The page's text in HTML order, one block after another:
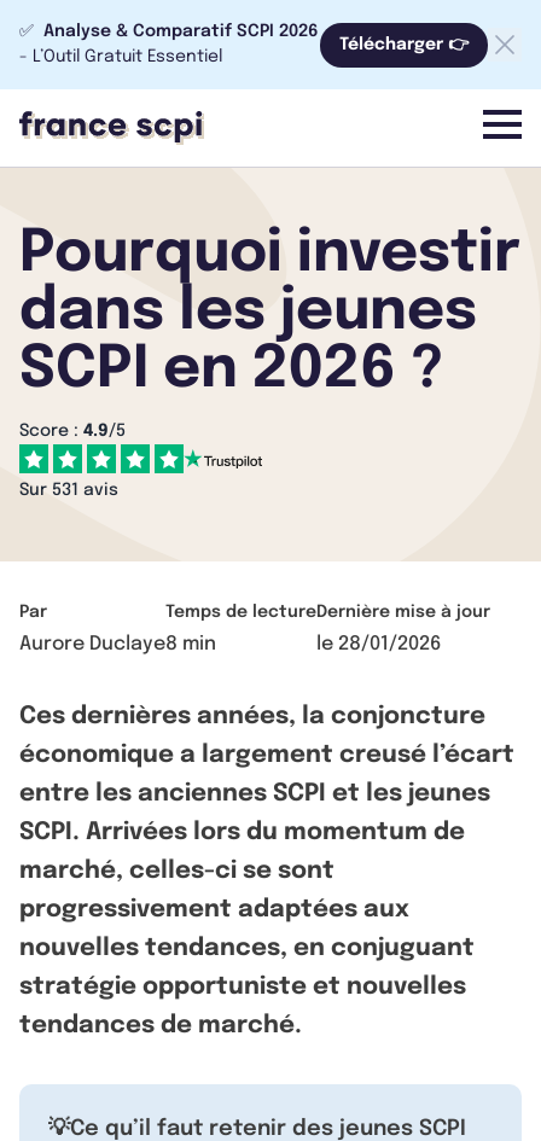
✅ Analyse & Comparatif SCPI 2026
- L’Outil Gratuit Essentiel
Télécharger 👉
menu
Pourquoi investir
dans les jeunes
SCPI en 2026 ?
Score : 4.9/5
Sur 531 avis
Par
Aurore Duclaye
Temps de lecture
8 min
Dernière mise à jour
le 28/01/2026
Ces dernières années, la conjoncture
économique a largement creusé l’écart
entre les anciennes SCPI et les jeunes
SCPI. Arrivées lors du momentum de
marché, celles-ci se sont
progressivement adaptées aux
nouvelles tendances, en conjuguant
stratégie opportuniste et nouvelles
tendances de marché.
💡Ce qu’il faut retenir des jeunes SCPI